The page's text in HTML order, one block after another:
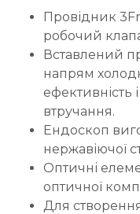
Провідник
робочий
Вставлений
напрям
ефективність
втручання.
Ендоскоп
нержавіючої
Оптичні
оптичної
Для